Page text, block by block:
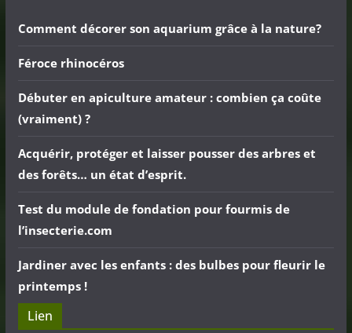
Comment décorer son aquarium grâce à la nature?
Féroce rhinocéros
Débuter en apiculture amateur : combien ça coûte
(vraiment) ?
Acquérir, protéger et laisser pousser des arbres et
des forêts… un état d’esprit.
Test du module de fondation pour fourmis de
l’insecterie.com
Jardiner avec les enfants : des bulbes pour fleurir le
printemps !
Lien